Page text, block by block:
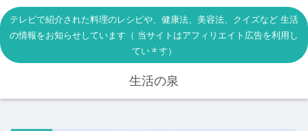
テレビで紹介された料理のレシピや、健康法、美容法、クイズなど 生活
の情報をお知らせしています（ 当サイトはアフィリエイト広告を利用し
ています）
生活の泉